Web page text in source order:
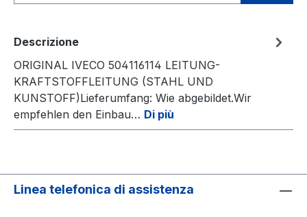
Descrizione
ORIGINAL IVECO 504116114 LEITUNG-
KRAFTSTOFFLEITUNG (STAHL UND
KUNSTOFF)Lieferumfang: Wie abgebildet.Wir
empfehlen den Einbau… Di più
Linea telefonica di assistenza